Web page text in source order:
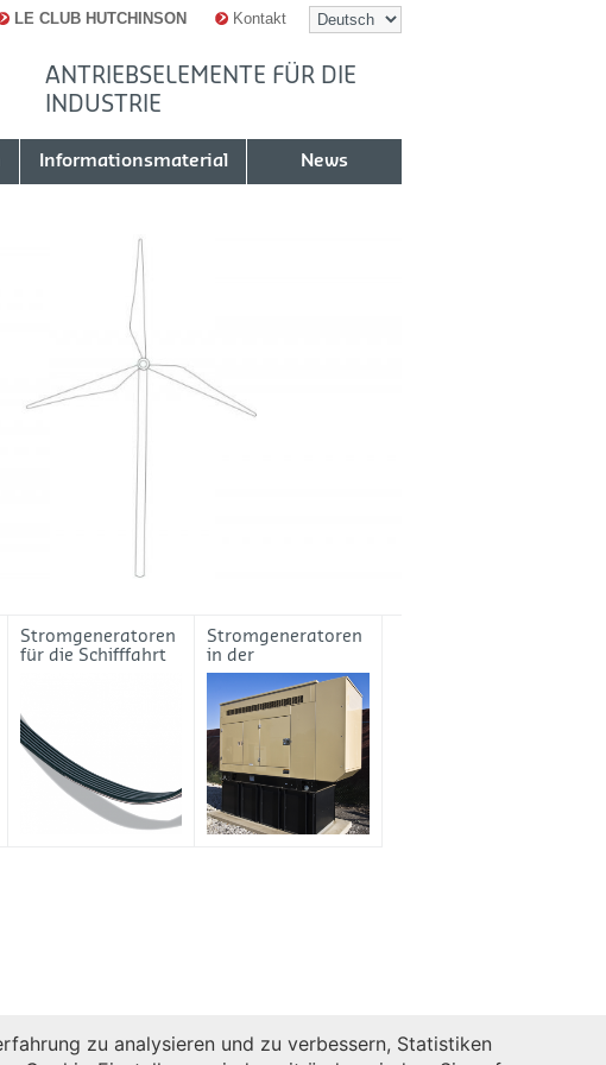
LE CLUB HUTCHINSON Kontakt
ANTRIEBSELEMENTE FÜR DIE
INDUSTRIE
Informationsmaterial News
Stromgeneratoren
für die Schifffahrt
Stromgeneratoren
in der
Verteidigungsindus
trie
zu analysieren und zu verbessern, Statistiken